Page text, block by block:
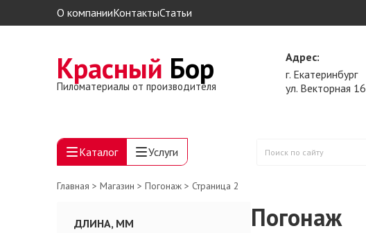
О компанииКонтактыСтатьи
Красный Бор
Пиломатериалы от производителя
Адрес:
г. Екатеринбург
ул. Векторная 16
Каталог Услуги
Поиск
Главная > Магазин > Погонаж > Страница 2
ДЛИНА, ММ Погонаж